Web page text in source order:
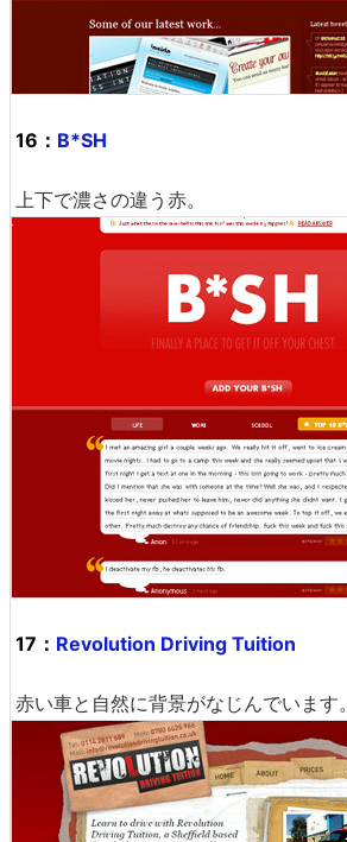
16： B*SH
上下で濃さの違う赤。
17： Revolution Driving Tuition
赤い車と自然に背景がなじんでいます。